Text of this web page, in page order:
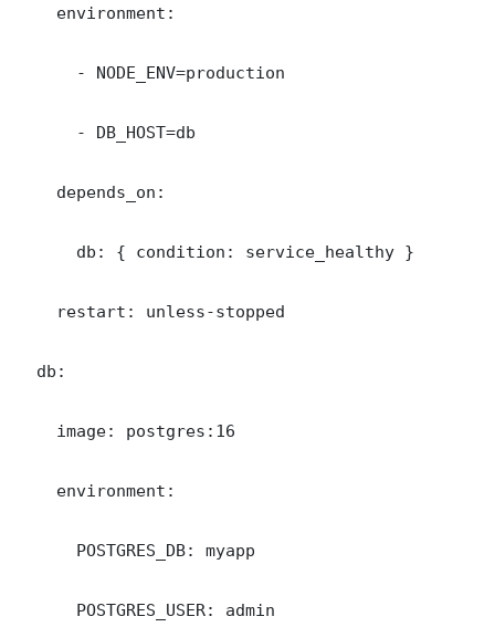
    environment:
      - NODE_ENV=production
      - DB_HOST=db
    depends_on:
      db: { condition: service_healthy }
    restart: unless-stopped
  db:
    image: postgres:16
    environment:
      POSTGRES_DB: myapp
      POSTGRES_USER: admin